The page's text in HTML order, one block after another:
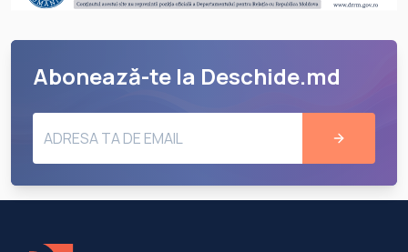
Abonează-te la Deschide.md